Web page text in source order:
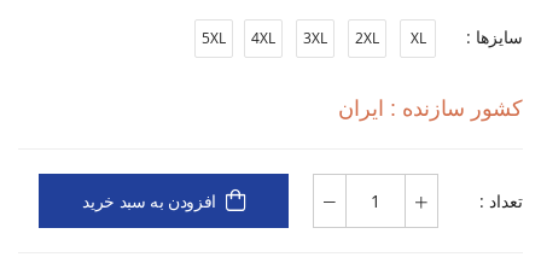
دسته کاربری: تمرین و فیتنس
سایزها : XL
2XL
3XL
4XL
5XL
کشور سازنده : ایران
تعداد : افزودن به سبد خرید